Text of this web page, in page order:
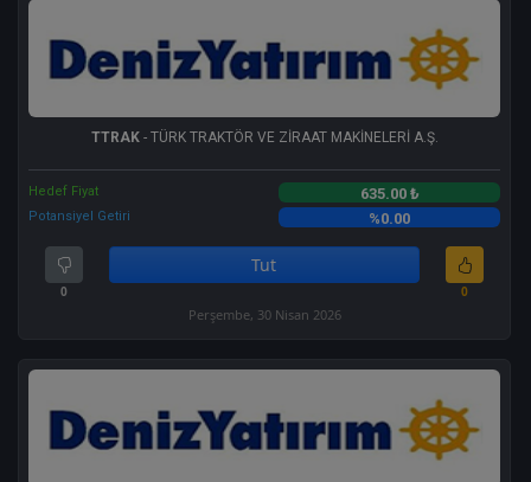
TTRAK- TÜRK TRAKTÖR VE ZİRAAT MAKİNELERİ A.Ş.
Hedef Fiyat 635.00 ₺
Potansiyel Getiri %0.00
0
Tut
0
Perşembe, 30 Nisan 2026